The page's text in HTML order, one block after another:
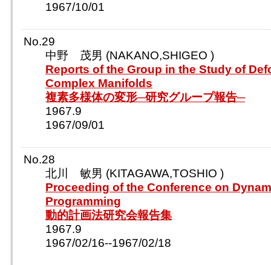
1967/10/01
No.29
中野 茂男 (NAKANO,SHIGEO )
Reports of the Group in the Study of
Complex Manifolds
複素多様体の変形─研究グループ報告─
1967.9
1967/09/01
No.28
北川 敏男 (KITAGAWA,TOSHIO )
Proceeding of the Conference on
Programming
動的計画法研究会報告集
1967.9
1967/02/16--1967/02/18